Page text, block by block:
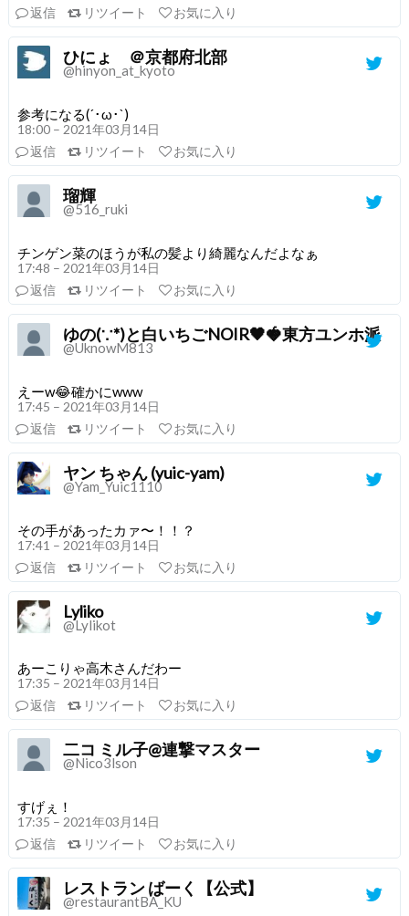
返信
リツイート お気に入り
ひにょ ＠京都府北部
@hinyon_at_kyoto
参考になる(´･ω･`)
18:00 – 2021年03月14日
返信
リツイート お気に入り
瑠輝
@516_ruki
チンゲン菜のほうが私の髪より綺麗なんだよなぁ
17:48 – 2021年03月14日
返信
リツイート お気に入り
ゆの(∵*)と白いちごNOIR🖤🍓東方ユンホ派
@UknowM813
えーw😂確かにwww
17:45 – 2021年03月14日
返信
リツイート お気に入り
ヤン ちゃん (yuic-yam)
@Yam_Yuic1110
その手があったカァ〜！！？
17:41 – 2021年03月14日
返信
リツイート お気に入り
Lyliko
@Lylikot
あーこりゃ高木さんだわー
17:35 – 2021年03月14日
返信
リツイート お気に入り
二コ ミル子@連撃マスター
@Nico3lson
すげぇ！
17:35 – 2021年03月14日
返信
リツイート お気に入り
レストラン ばーく【公式】
@restaurantBA_KU